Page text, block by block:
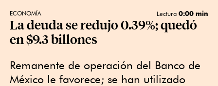
ECONOMÍA Lectura 0:00 min
La deuda se redujo 0.39%; quedó
en $9.3 billones
Remanente de operación del Banco de
México le favorece; se han utilizado